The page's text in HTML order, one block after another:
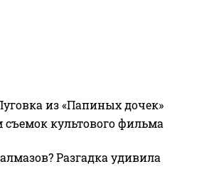
из «Папиных дочек»
культового фильма
Разгадка удивила